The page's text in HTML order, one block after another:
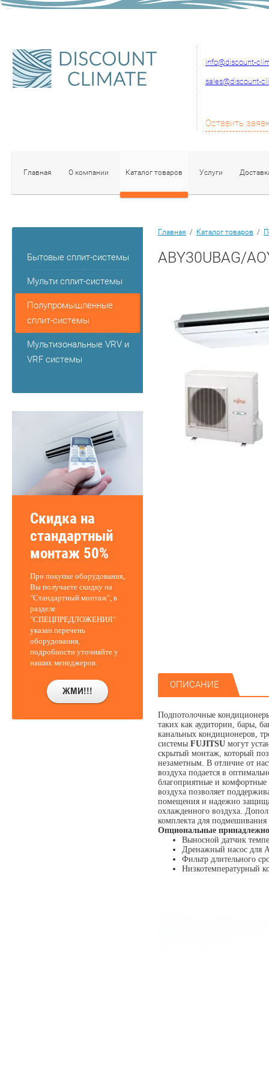
info@discount-
sales@discount-
Оставить
Главная О компании Каталог товаров Услуги
Бытовые сплит-системы
Мульти сплит-системы
Полупромышленные
сплит-системы
Мультизональные VRV и
VRF системы
Скидка на
стандартный
монтаж 50%
При покупке оборудования,
Вы получаете скидку на
"Стандартный монтаж", в
разделе
"СПЕЦПРЕДЛОЖЕНИЯ"
указан перечень
оборудования,
подробности уточняйте у
наших менеджеров.
Главная / Каталог товаров /
ABY30UBAG/
ОПИСАНИЕ
Подпотолочные
таких как аудитории, бары,
канальных кондиционеров,
системы FUJITSU могут
скрытый монтаж, который
незаметным. В отличие от
воздуха подается в
благоприятные и комфортные
воздуха позволяет
помещения и надежно
охлажденного воздуха.
комплекта для
Опциональные
Выносной датчик
Дренажный насос для
Фильтр длительного
Низкотемпературный